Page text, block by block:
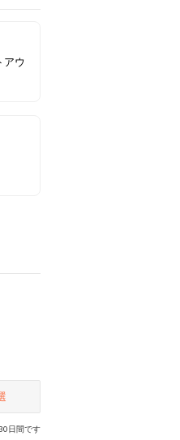
アウ
日間です